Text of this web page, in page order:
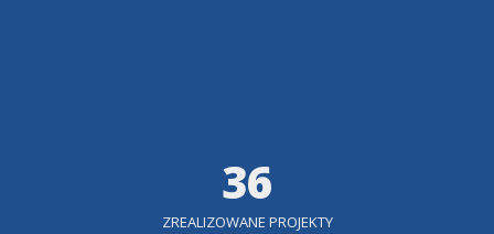
36
ZREALIZOWANE PROJEKTY